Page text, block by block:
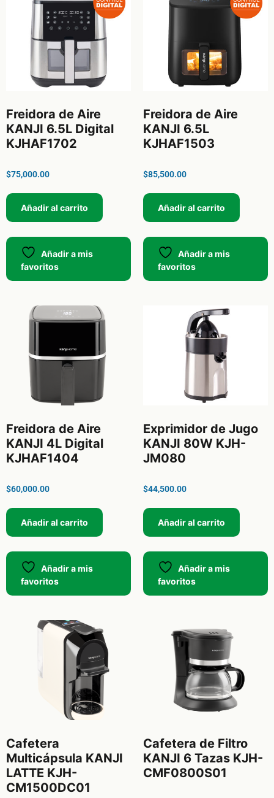
Freidora de Aire
KANJI 6.5L Digital
KJHAF1702
$75,000.00
Añadir al carrito
Añadir a mis
favoritos
Freidora de Aire
KANJI 6.5L
KJHAF1503
$85,500.00
Añadir al carrito
Añadir a mis
favoritos
Freidora de Aire
KANJI 4L Digital
KJHAF1404
$60,000.00
Añadir al carrito
Añadir a mis
favoritos
Exprimidor de Jugo
KANJI 80W KJH-
JM080
$44,500.00
Añadir al carrito
Añadir a mis
favoritos
Cafetera
Multicápsula KANJI
LATTE KJH-
CM1500DC01
Cafetera de Filtro
KANJI 6 Tazas KJH-
CMF0800S01